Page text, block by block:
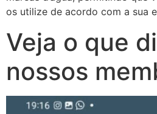
os utilize de acordo com a sua
Veja o que
nossos